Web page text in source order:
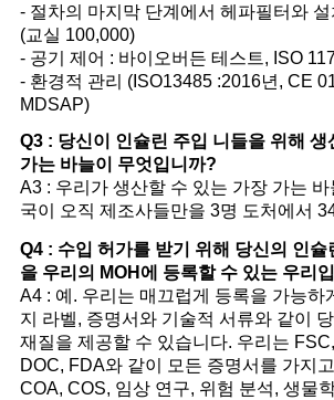
- 절차의 마지막 단계에서 헤파필터와
(교실 100,000)
- 공기 제어 : 바이오버든 테스트, ISO
- 환경적 관리 (ISO13485 :2016년, CE
MDSAP)
Q3 : 당신이 인슐린 주입 니들을 위해 생
가는 바늘이 무엇입니까?
A3 : 우리가 생산할 수 있는 가장 가는
국이 오직 제조사들만을 3명 도처에서
Q4 : 수입 허가를 받기 위해 당신의 인슐
을 우리의 MOH에 등록할 수 있는 우리
A4 : 예. 우리는 매끄럽게 등록을 가능하
지 라벨, 증명서와 기술적 서류와 같이
재질을 제공할 수 있습니다. 우리는
DOC, FDA와 같이 모든 증명서를 가지
COA, COS, 임상 연구, 위험 분석, 생물